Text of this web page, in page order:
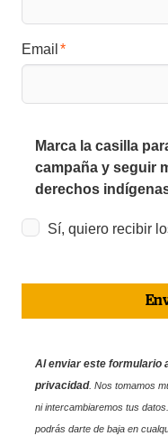
Email
Marca la casilla
campaña y seguir
derechos
Sí, quiero recibir
Al enviar este formulario
privacidad.Nos tomamos
ni intercambiaremos tus
podrás darte de baja en